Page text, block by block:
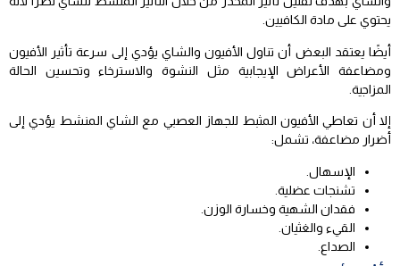
يحتوي على مادة الكافيين.
أيضًا يعتقد البعض أن تناول الأفيون والشاي يؤدي إلى سرعة تأثير الأفيون
ومضاعفة الأعراض الإيجابية مثل النشوة والاسترخاء وتحسين الحالة
المزاجية.
إلا أن تعاطي الأفيون المثبط للجهاز العصبي مع الشاي المنشط يؤدي إلى
أضرار مضاعفة، تشمل:
الإسهال.
تشنجات عضلية.
فقدان الشهية وخسارة الوزن.
القيء والغثيان.
الصداع.